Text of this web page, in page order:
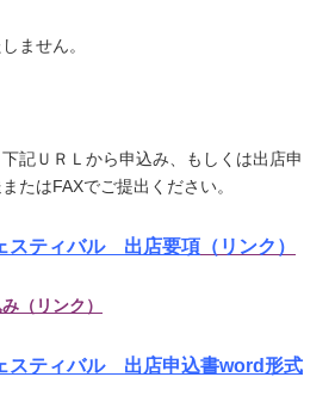
ません。
記ＵＲＬから申込み、もしくは出店申
たはFAXでご提出ください。
スティバル 出店要項 （リンク）
（リンク）
スティバル出店申込書word形式